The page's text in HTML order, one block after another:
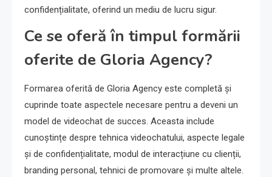
confidențialitate, oferind un mediu de lucru sigur.
Ce se oferă în timpul formării
oferite de Gloria Agency?
Formarea oferită de Gloria Agency este completă și
cuprinde toate aspectele necesare pentru a deveni un
model de videochat de succes. Aceasta include
cunoștințe despre tehnica videochatului, aspecte legale
și de confidențialitate, modul de interacțiune cu clienții,
branding personal, tehnici de promovare și multe altele.